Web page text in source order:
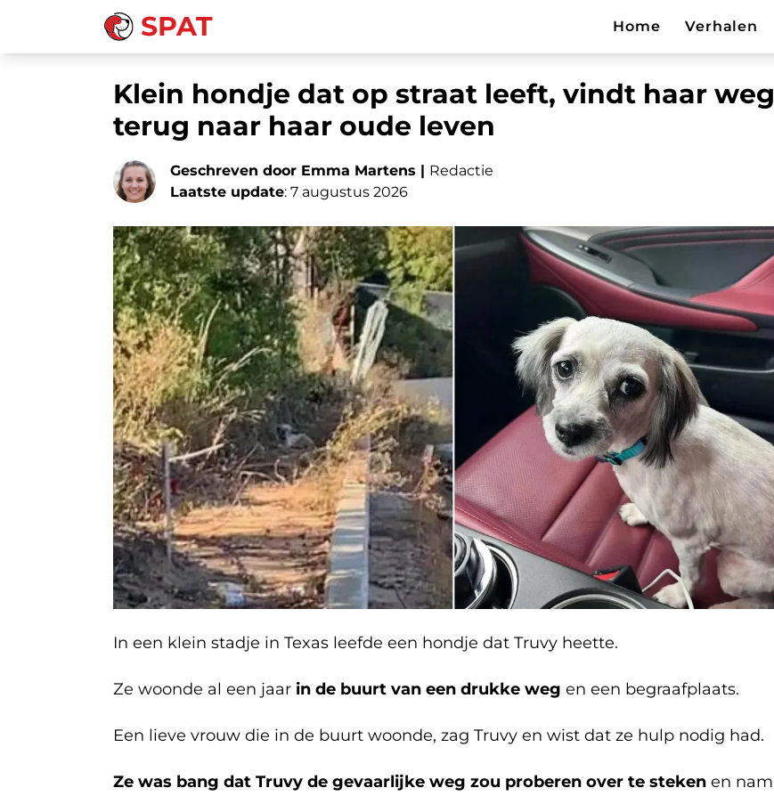
SPAT Home Verhalen
Klein hondje dat op straat leeft, vindt haar weg
terug naar haar oude leven
Geschreven door Emma Martens | Redactie
Laatste update: 7 augustus 2026
In een klein stadje in Texas leefde een hondje dat Truvy heette.
Ze woonde al een jaar in de buurt van een drukke weg en een begraafplaats.
Een lieve vrouw die in de buurt woonde, zag Truvy en wist dat ze hulp nodig had.
Ze was bang dat Truvy de gevaarlijke weg zou proberen over te steken en nam